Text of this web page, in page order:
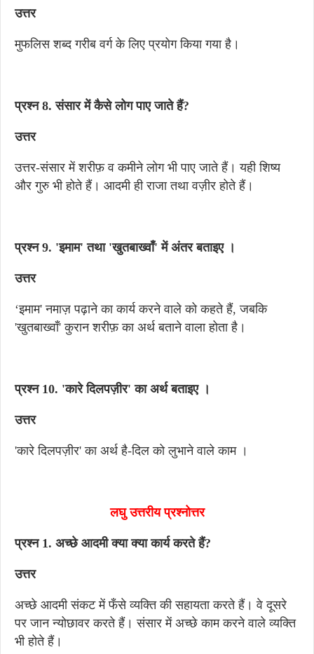
उत्तर
मुफलिस शब्द गरीब वर्ग के लिए प्रयोग किया गया है।
प्रश्न 8. संसार में कैसे लोग पाए जाते हैं?
उत्तर
उत्तर-संसार में शरीफ़ व कमीने लोग भी पाए जाते हैं। यही शिष्य
और गुरु भी होते हैं। आदमी ही राजा तथा वज़ीर होते हैं।
प्रश्न 9. 'इमाम' तथा 'खुतबाख्वाँ' में अंतर बताइए ।
उत्तर
‘इमाम' नमाज़ पढ़ाने का कार्य करने वाले को कहते हैं, जबकि
'खुतबाख्वाँ' कुरान शरीफ़ का अर्थ बताने वाला होता है।
प्रश्न 10. 'कारे दिलपज़ीर' का अर्थ बताइए ।
उत्तर
'कारे दिलपज़ीर' का अर्थ है-दिल को लुभाने वाले काम ।
लघु उत्तरीय प्रश्नोत्तर
प्रश्न 1. अच्छे आदमी क्या क्या कार्य करते हैं?
उत्तर
अच्छे आदमी संकट में फँसे व्यक्ति की सहायता करते हैं। वे दूसरे
पर जान न्योछावर करते हैं। संसार में अच्छे काम करने वाले व्यक्ति
भी होते हैं।